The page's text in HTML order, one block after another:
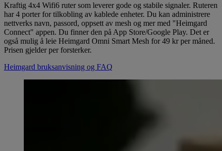
Kraftig 4x4 Wifi6 ruter som leverer gode og stabile signaler. Ruteren
har 4 porter for tilkobling av kablede enheter. Du kan administrere
nettverks navn, passord, oppsett av mesh og mer med "Heimgard
Connect" appen. Du finner den på App Store/Google Play. Det er
også mulig å leie Heimgard Omni Smart Mesh for 49 kr per måned.
Prisen gjelder per forsterker.
Heimgard bruksanvisning og FAQ